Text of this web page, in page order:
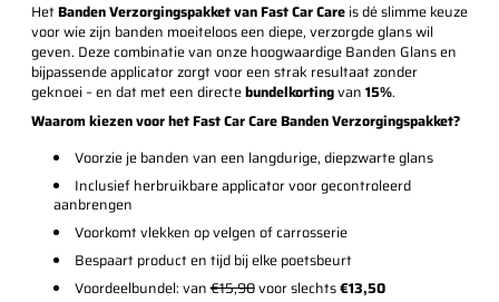
Het Banden Verzorgingspakket van Fast Car Care is dé slimme keuze
voor wie zijn banden moeiteloos een diepe, verzorgde glans wil
geven. Deze combinatie van onze hoogwaardige Banden Glans en
bijpassende applicator zorgt voor een strak resultaat zonder
geknoei – en dat met een directebundelkortingvan 15%.
Waarom kiezen voor het Fast Car Care Banden Verzorgingspakket?
Voorzie je banden van een langdurige, diepzwarte glans
Inclusief herbruikbare applicator voor gecontroleerd
aanbrengen
Voorkomt vlekken op velgen of carrosserie
Bespaart product en tijd bij elke poetsbeurt
Voordeelbundel: van€15,90voor slechts€13,50